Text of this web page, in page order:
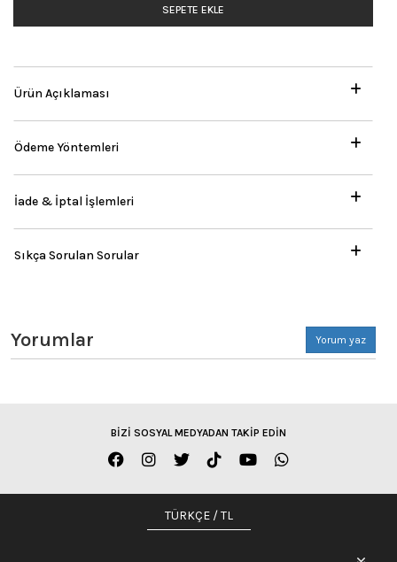
SEPETE EKLE
Ürün Açıklaması
Ödeme Yöntemleri
İade & İptal İşlemleri
Sıkça Sorulan Sorular
Yorumlar Yorum yaz
BİZİ SOSYAL MEDYADAN TAKİP EDİN
TÜRKÇE / TL